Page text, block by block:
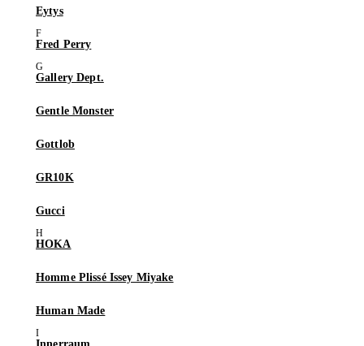
Eytys
Fred Perry
Gallery Dept.
Gentle Monster
Gottlob
GR10K
Gucci
HOKA
Homme Plissé Issey Miyake
Human Made